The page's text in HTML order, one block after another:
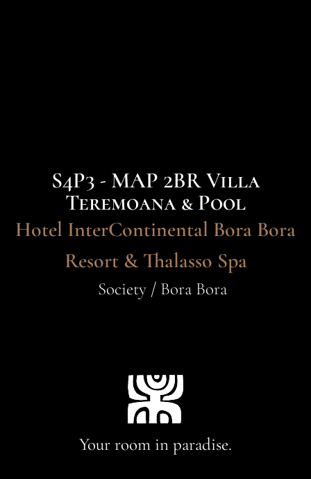
S4P3 - MAP 2BR Villa
Teremoana & Pool
Hotel InterContinental Bora Bora
Resort & Thalasso Spa
Society / Bora Bora
Your room in paradise.